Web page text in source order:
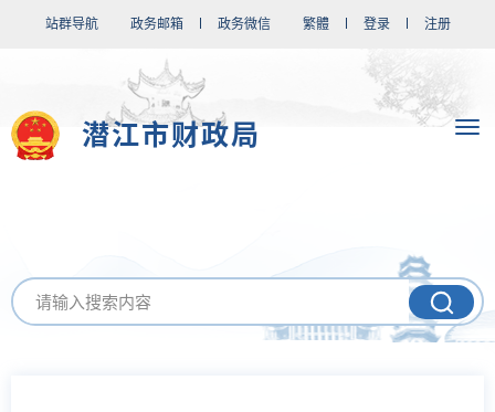
站群导航 政务邮箱 政务微信 繁體 登录 注册
潜江市财政局